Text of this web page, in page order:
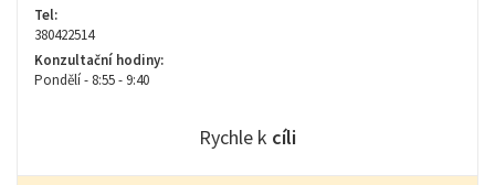
Tel:
380422514
Konzultační hodiny:
Pondělí - 8:55 - 9:40
Rychle k cíli